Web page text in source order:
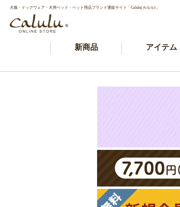
犬服・ドッグウェア・犬用ベッド・ペット用品ブランド通販サイト「Calulu(カルル)」
新商品 アイテム